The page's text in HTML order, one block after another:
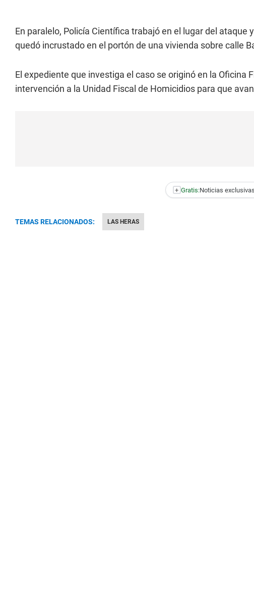
En paralelo, Policía Científica trabajó en el lugar del
quedó incrustado en el portón de una vivienda sobre calle
El expediente que investiga el caso se originó en la Oficina
intervención a la Unidad Fiscal de Homicidios para que
+ Gratis:Noticias
TEMAS RELACIONADOS: LAS HERAS